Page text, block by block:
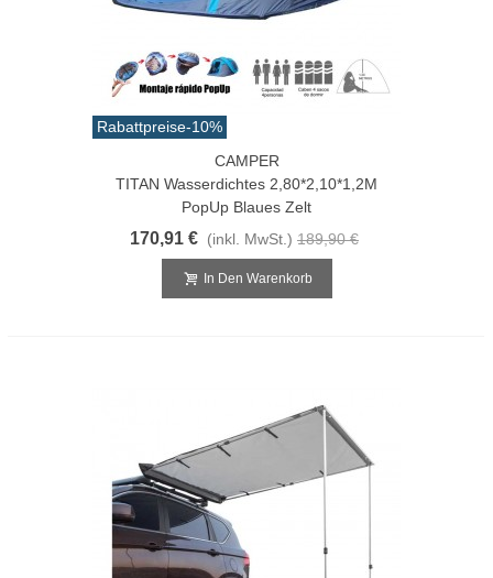
Rabattpreise-10%
CAMPER
TITAN Wasserdichtes 2,80*2,10*1,2M
PopUp Blaues Zelt
170,91 € (inkl. MwSt.) 189,90 €
In Den Warenkorb